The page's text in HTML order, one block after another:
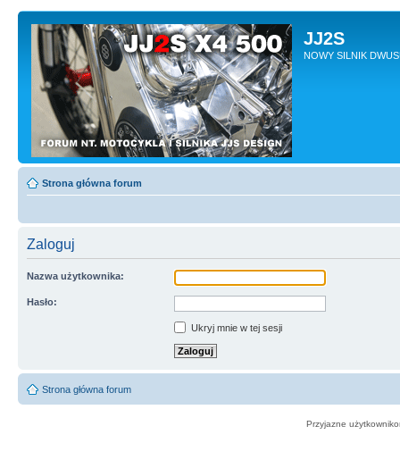
JJ2S
NOWY SILNIK
Strona główna forum
Zaloguj
Nazwa użytkownika:
Hasło:
Ukryj mnie w tej sesji
Strona główna forum
Przyjazne